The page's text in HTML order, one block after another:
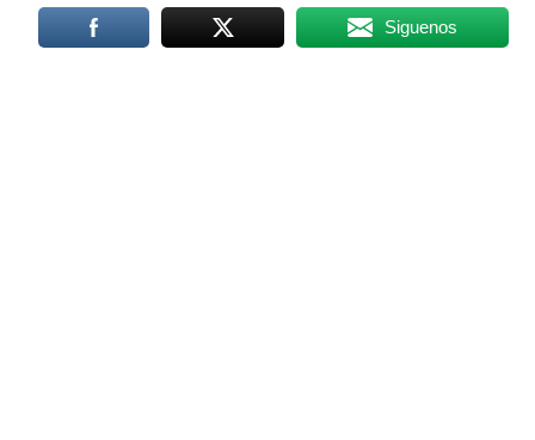
Siguenos